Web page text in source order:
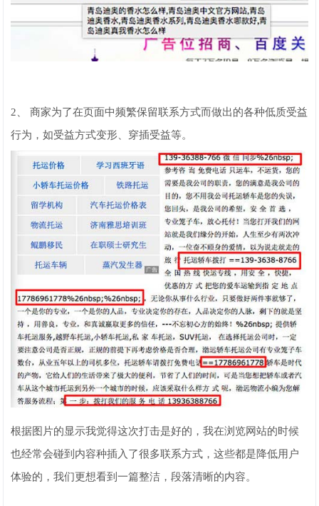
2、 商家为了在页面中频繁保留联系方式而做出的各种低质受益
行为，如受益方式变形、穿插受益等。
根据图片的显示我觉得这次打击是好的，我在浏览网站的时候
也经常会碰到内容种插入了很多联系方式，这些都是降低用户
体验的，我们更想看到一篇整洁，段落清晰的内容。